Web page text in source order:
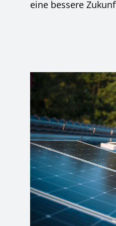
eine bessere